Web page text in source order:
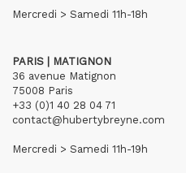
Mercredi > Samedi 11h-18h
PARIS | MATIGNON
36 avenue Matignon
75008 Paris
+33 (0)1 40 28 04 71
contact@hubertybreyne.com
Mercredi > Samedi 11h-19h